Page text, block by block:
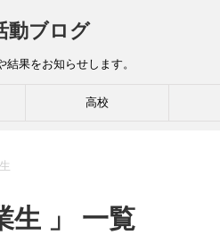
動ブログ
果をお知らせします。
高校
生 」 一覧